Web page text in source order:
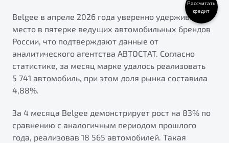
S50
от 1 699 990 ₽*
Узнайте о специальных выгодах при покупке
автомобиля Belgee
Клиентская поддержка
Помощь на дорогах
Belgee в апреле 2026 года уверенно удерживает
место в пятерке ведущих автомобильных брендов
России, что подтверждают данные от
аналитического агентства АВТОСТАТ. Согласно
статистике, за месяц марке удалось реализовать
5 741 автомобиль, при этом доля рынка составила
4,88%.
За 4 месяца Belgee демонстрирует рост на 83% по
сравнению с аналогичным периодом прошлого
года, реализовав 18 565 автомобилей. Такая
Рассчитать
кредит